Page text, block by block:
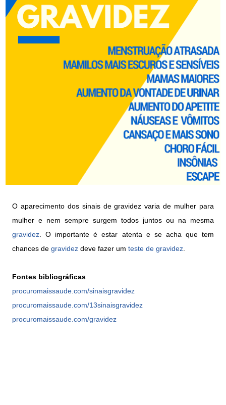
O aparecimento dos sinais de gravidez varia de mulher para
mulher e nem sempre surgem todos juntos ou na mesma
gravidez. O importante é estar atenta e se acha que tem
chances de gravidez deve fazer um teste de gravidez.
Fontes bibliográficas
procuromaissaude.com/sinaisgravidez
procuromaissaude.com/13sinaisgravidez
procuromaissaude.com/gravidez